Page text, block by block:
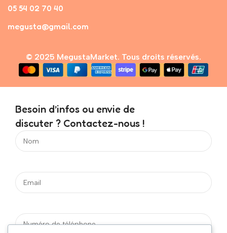
05 54 02 70 40
megusta@gmail.com
© 2025 MegustaMarket. Tous droits réservés.
Besoin d’infos ou envie de
discuter ? Contactez-nous !